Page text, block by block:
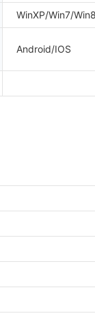
WinXP/Win7/
Android/IOS